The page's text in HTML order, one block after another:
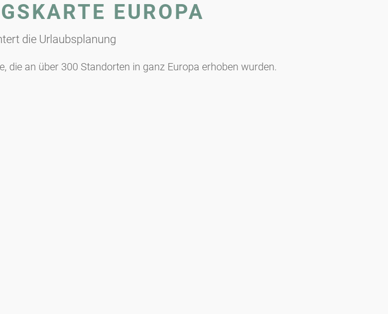
EUROPA
die Urlaubsplanung
die an über 300 Standorten in ganz Europa erhoben wurden.